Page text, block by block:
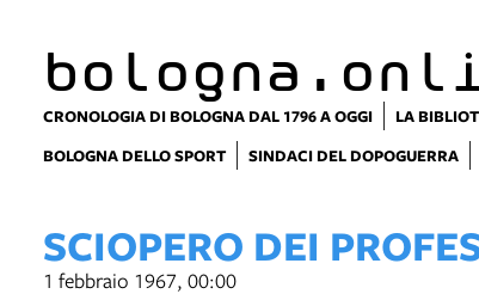
CRONOLOGIA DI BOLOGNA DAL 1796 A OGGI LA
BOLOGNA DELLO SPORT
SINDACI DEL DOPOGUERRA
SCIOPERO DEI
1 febbraio 1967, 00:00